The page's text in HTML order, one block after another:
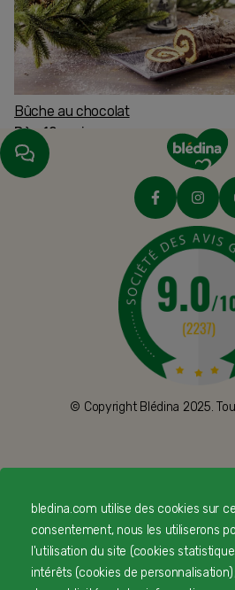
Bûche au chocolat
Dès 12 mois
© Copyright Blédina 2025.
LIVRAISON
PAIEMENT
bledina.com utilise des cookies sur
consentement, nous les utiliserons
l'utilisation du site (cookies
intérêts (cookies de